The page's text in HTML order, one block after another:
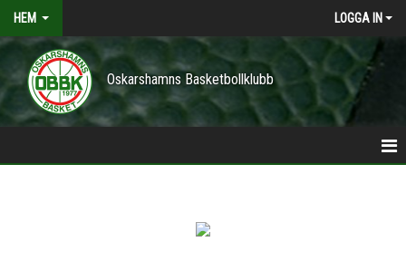
HEM LOGGA IN
Oskarshamns Basketbollklubb